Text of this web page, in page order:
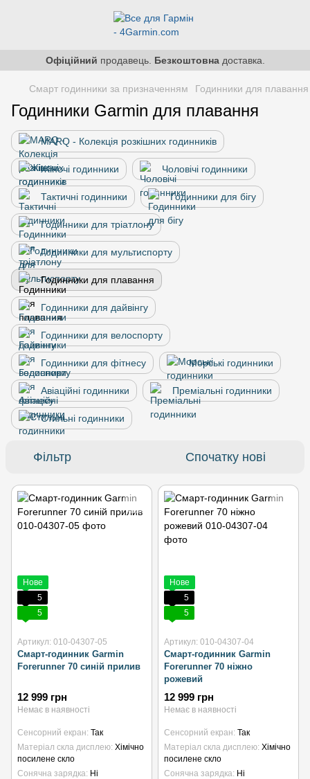
Офіційний продавець. Безкоштовнадоставка.
Смарт годинники за призначенням Годинники для плавання
Годинники Garmin для плавання
MARQ - Колекція розкішних годинників
Жіночі годинники Чоловічі годинники
Тактичні годинники Годинники для бігу
Годинники для тріатлону
Годинники для мультиспорту
Годинники для плавання
Годинники для дайвінгу
Годинники для велоспорту
Годинники для фітнесу Морські годинники
Авіаційні годинники Преміальні годинники
Стильні годинники
Фільтр Спочатку нові
Нове
5
5
Артикул: 010-04307-05
Смарт-годинник Garmin
Forerunner 70 синій прилив
12 999 грн
Немає в наявності
Сенсорний екран Так
Матеріал скла дисплею Хімічно
посилене скло
Сонячна зарядка Ні
Нове
5
5
Артикул: 010-04307-04
Смарт-годинник Garmin
Forerunner 70 ніжно
рожевий
12 999 грн
Немає в наявності
Сенсорний екран Так
Матеріал скла дисплею Хімічно
посилене скло
Сонячна зарядка Ні